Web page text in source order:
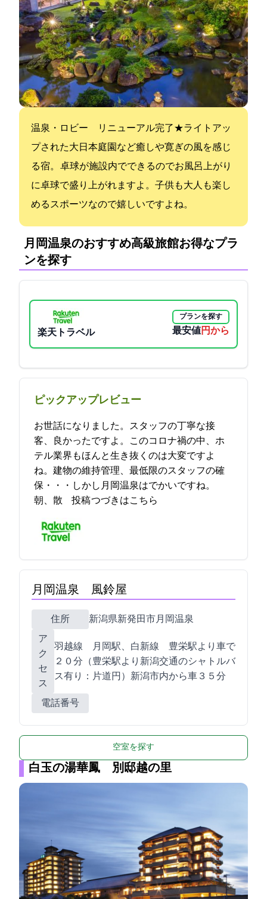
温泉・ロビー リニューアル完了★ライトアッ
プされた大日本庭園など癒しや寛ぎの風を感じ
る宿。 卓球が施設内でできるのでお風呂上がり
に卓球で盛り上がれますよ。子供も大人も楽し
めるスポーツなので嬉しいですよね。
月岡温泉のおすすめ高級旅館:お得なプラ
ンを探す
楽天トラベル
プランを探す
最安値4500円から
ピックアップレビュー
お世話になりました。スタッフの丁寧な接
客、良かったですよ。このコロナ禍の中、ホ
テル業界もほんと生き抜くのは大変ですよ
ね。建物の維持管理、最低限のスタッフの確
保・・・しかし月岡温泉はでかいですね。
朝、散… 2021-10-19 14:49:58投稿つづきはこちら
月岡温泉 風鈴屋
住所
新潟県新発田市月岡温泉130
ア
ク
セ
ス
羽越線 月岡駅、白新線 豊栄駅より車で
２０分（豊栄駅より新潟交通のシャトルバ
ス有り：片道300円）新潟市内から車３５分
電話番号
空室を探す
白玉の湯華鳳 別邸越の里